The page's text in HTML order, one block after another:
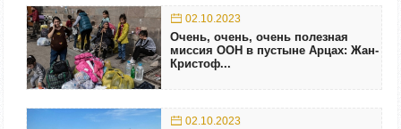
02.10.2023
Очень, очень, очень полезная
миссия ООН в пустыне Арцах: Жан-
Кристоф...
02.10.2023